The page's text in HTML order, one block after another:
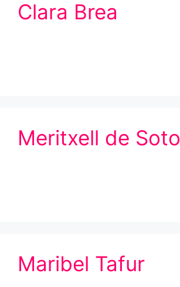
Clara Brea
Meritxell de Soto
Maribel Tafur